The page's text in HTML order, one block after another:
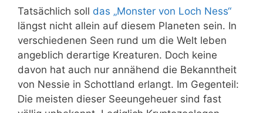
Tatsächlich soll das „Monster von Loch Ness“
längst nicht allein auf diesem Planeten sein. In
verschiedenen Seen rund um die Welt leben
angeblich derartige Kreaturen. Doch keine
davon hat auch nur annähend die Bekanntheit
von Nessie in Schottland erlangt. Im Gegenteil:
Die meisten dieser Seeungeheuer sind fast